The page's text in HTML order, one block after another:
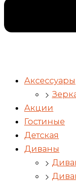
Аксессуары
Акции
Гостиные
Детская
Диваны